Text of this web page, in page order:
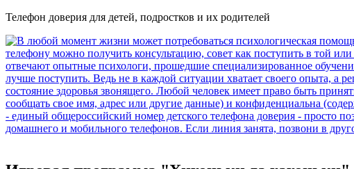
Телефон доверия для детей, подростков и их родителей